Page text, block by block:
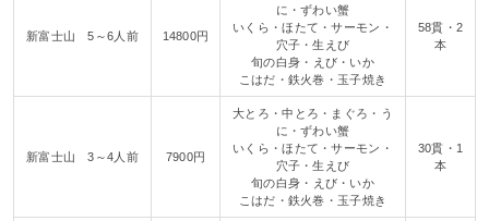
新富士山 5～6人前 14800円
に・ずわい蟹
いくら・ほたて・サーモン・
穴子・生えび
旬の白身・えび・いか
こはだ・鉄火巻・玉子焼き
58貫・2
本
新富士山 3～4人前 7900円
大とろ・中とろ・まぐろ・う
に・ずわい蟹
いくら・ほたて・サーモン・
穴子・生えび
旬の白身・えび・いか
こはだ・鉄火巻・玉子焼き
30貫・1
本